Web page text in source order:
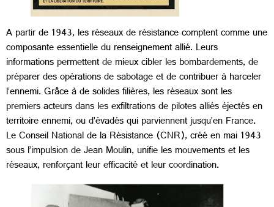
A partir de 1943, les réseaux de résistance comptent comme une
composante essentielle du renseignement allié. Leurs
informations permettent de mieux cibler les bombardements, de
préparer des opérations de sabotage et de contribuer à harceler
l’ennemi. Grâce à de solides filières, les réseaux sont les
premiers acteurs dans les exfiltrations de pilotes alliés éjectés en
territoire ennemi, ou d’évadés qui parviennent jusqu’en France.
Le Conseil National de la Résistance (CNR), créé en mai 1943
sous l’impulsion de Jean Moulin, unifie les mouvements et les
réseaux, renforçant leur efficacité et leur coordination.